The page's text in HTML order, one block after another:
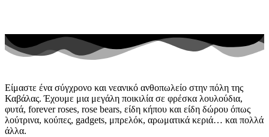
Είμαστε ένα σύγχρονο και νεανικό ανθοπωλείο στην πόλη της
Καβάλας. Έχουμε μια μεγάλη ποικιλία σε φρέσκα λουλούδια,
φυτά, forever roses, rose bears, είδη κήπου και είδη δώρου όπως
λούτρινα, κούπες, gadgets, μπρελόκ, αρωματικά κεριά… και πολλά
άλλα.